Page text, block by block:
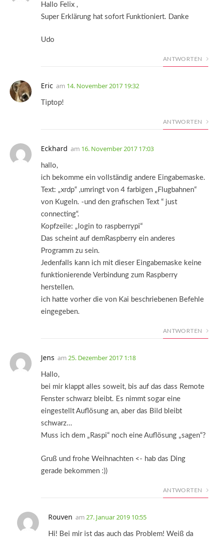
Hallo Felix ,
Super Erklärung hat sofort Funktioniert. Danke
Udo
ANTWORTEN
Eric am 14. November 2017 19:32
Tiptop!
ANTWORTEN
Eckhard am 16. November 2017 17:03
hallo,
ich bekomme ein vollständig andere Eingabemaske.
Text: „xrdp“ ,umringt von 4 farbigen „Flugbahnen“
von Kugeln. -und den grafischen Text “ just
connecting“.
Kopfzeile: „login to raspberrypi“
Das scheint auf demRaspberry ein anderes
Programm zu sein.
Jedenfalls kann ich mit dieser Eingabemaske keine
funktionierende Verbindung zum Raspberry
herstellen.
ich hatte vorher die von Kai beschriebenen Befehle
eingegeben.
ANTWORTEN
Jens am 25. Dezember 2017 1:18
Hallo,
bei mir klappt alles soweit, bis auf das dass Remote
Fenster schwarz bleibt. Es nimmt sogar eine
eingestellt Auflösung an, aber das Bild bleibt
schwarz…
Muss ich dem „Raspi“ noch eine Auflösung „sagen“?
Gruß und frohe Weihnachten <- hab das Ding
gerade bekommen :))
ANTWORTEN
Rouven am 27. Januar 2019 10:55
Hi! Bei mir ist das auch das Problem! Weiß da